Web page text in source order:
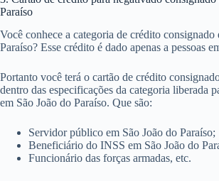
Paraíso
Você conhece a categoria de crédito consignado
Paraíso? Esse crédito é dado apenas a pessoas
Portanto você terá o cartão de crédito
dentro das especificações da categoria liberada
em São João do Paraíso. Que são:
Servidor público em São João do Paraíso;
Beneficiário do INSS em São João do
Funcionário das forças armadas, etc.